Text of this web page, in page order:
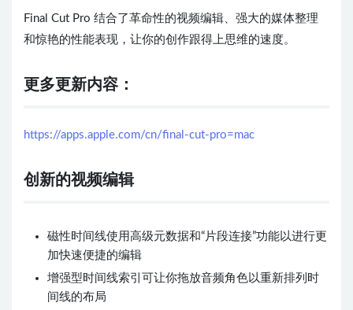
Final Cut Pro 结合了革命性的视频编辑、强大的媒体整理
和惊艳的性能表现，让你的创作跟得上思维的速度。
更多更新内容：
https://apps.apple.com/cn/final-cut-pro=mac
创新的视频编辑
磁性时间线使用高级元数据和“片段连接”功能以进行更
加快速便捷的编辑
增强型时间线索引可让你拖放音频角色以重新排列时
间线的布局